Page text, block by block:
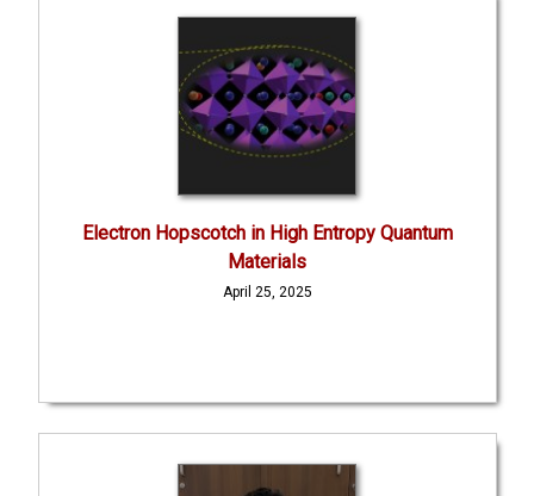
Electron Hopscotch in High Entropy Quantum
Materials
April 25, 2025